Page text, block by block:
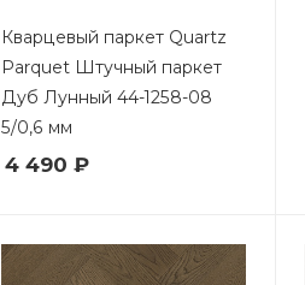
Кварцевый паркет Quartz
Parquet Штучный паркет
Дуб Лунный 44-1258-08
5/0,6 мм
4 490 ₽